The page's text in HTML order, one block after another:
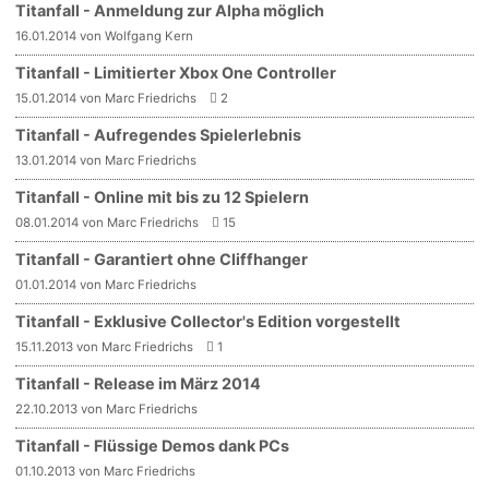
Titanfall - Anmeldung zur Alpha möglich
16.01.2014 von Wolfgang Kern
Titanfall - Limitierter Xbox One Controller
15.01.2014 von Marc Friedrichs 2
Titanfall - Aufregendes Spielerlebnis
13.01.2014 von Marc Friedrichs
Titanfall - Online mit bis zu 12 Spielern
08.01.2014 von Marc Friedrichs 15
Titanfall - Garantiert ohne Cliffhanger
01.01.2014 von Marc Friedrichs
Titanfall - Exklusive Collector's Edition vorgestellt
15.11.2013 von Marc Friedrichs 1
Titanfall - Release im März 2014
22.10.2013 von Marc Friedrichs
Titanfall - Flüssige Demos dank PCs
01.10.2013 von Marc Friedrichs